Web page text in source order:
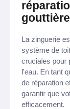
La zinguerie
système de
cruciales pour
l'eau. En tant
de réparation
garantir que
efficacement.